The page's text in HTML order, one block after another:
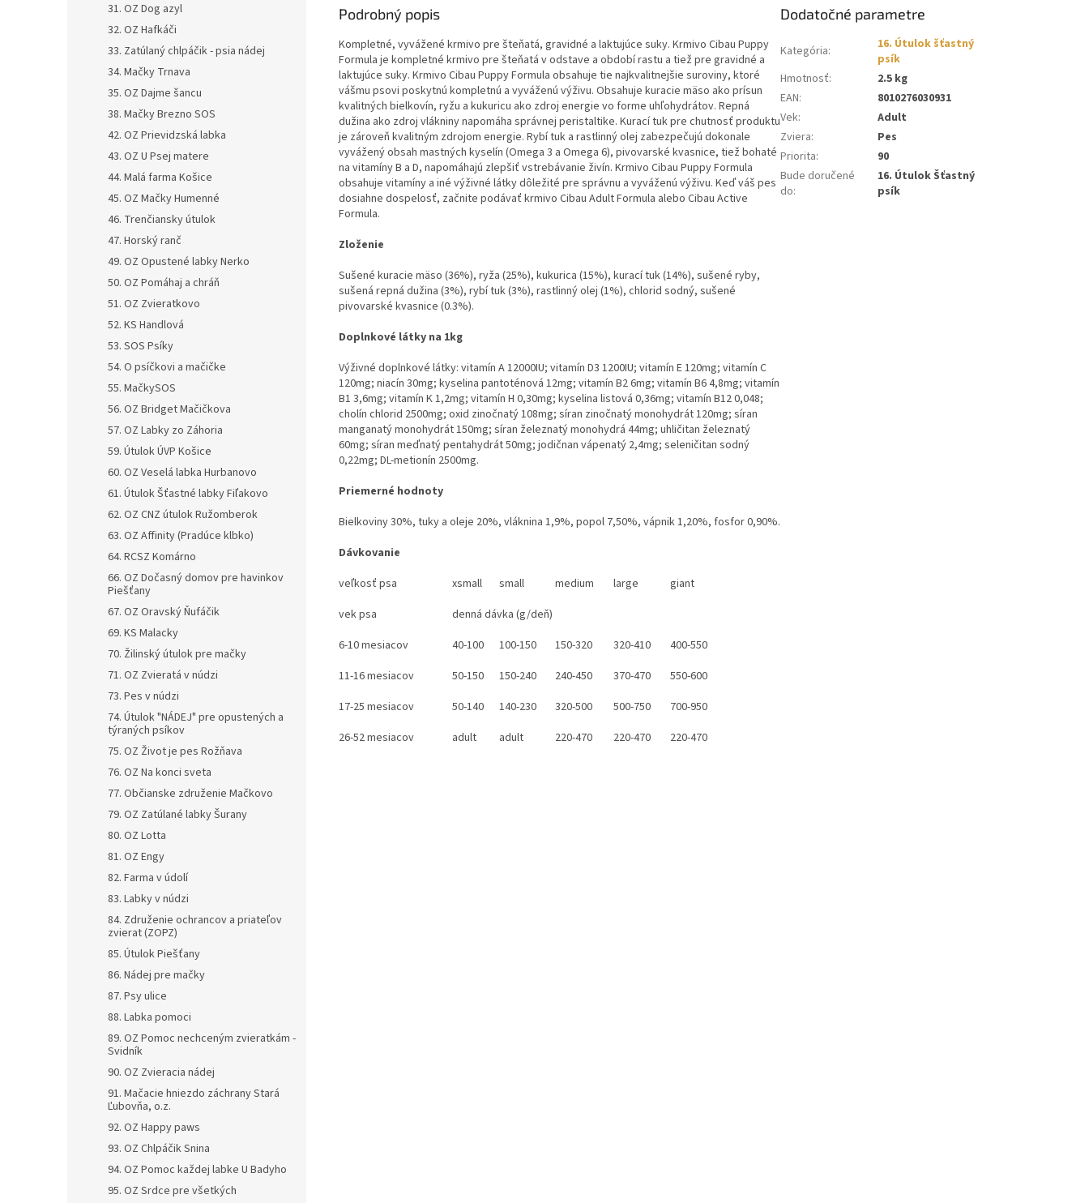
31. OZ Dog azyl
32. OZ Hafkáči
33. Zatúlaný chlpáčik - psia nádej
34. Mačky Trnava
35. OZ Dajme šancu
38. Mačky Brezno SOS
42. OZ Prievidzská labka
43. OZ U Psej matere
44. Malá farma Košice
45. OZ Mačky Humenné
46. Trenčiansky útulok
47. Horský ranč
49. OZ Opustené labky Nerko
50. OZ Pomáhaj a chráň
51. OZ Zvieratkovo
52. KS Handlová
53. SOS Psíky
54. O psíčkovi a mačičke
55. MačkySOS
56. OZ Bridget Mačičkova
57. OZ Labky zo Záhoria
59. Útulok ÚVP Košice
60. OZ Veselá labka Hurbanovo
61. Útulok Šťastné labky Fiľakovo
62. OZ CNZ útulok Ružomberok
63. OZ Affinity (Pradúce klbko)
64. RCSZ Komárno
66. OZ Dočasný domov pre havinkov
Piešťany
67. OZ Oravský Ňufáčik
69. KS Malacky
70. Žilinský útulok pre mačky
71. OZ Zvieratá v núdzi
73. Pes v núdzi
74. Útulok "NÁDEJ" pre opustených a
týraných psíkov
75. OZ Život je pes Rožňava
76. OZ Na konci sveta
77. Občianske združenie Mačkovo
79. OZ Zatúlané labky Šurany
80. OZ Lotta
81. OZ Engy
82. Farma v údolí
83. Labky v núdzi
84. Združenie ochrancov a priateľov
zvierat (ZOPZ)
85. Útulok Piešťany
86. Nádej pre mačky
87. Psy ulice
88. Labka pomoci
89. OZ Pomoc nechceným zvieratkám -
Svidník
90. OZ Zvieracia nádej
91. Mačacie hniezdo záchrany Stará
Ľubovňa, o.z.
92. OZ Happy paws
93. OZ Chlpáčik Snina
94. OZ Pomoc každej labke U Badyho
95. OZ Srdce pre všetkých
Podrobný popis
Kompletné, vyvážené krmivo pre šteňatá, gravidné a laktujúce suky. Krmivo Cibau Puppy
Formula je kompletné krmivo pre šteňatá v odstave a období rastu a tiež pre gravidné a
laktujúce suky. Krmivo Cibau Puppy Formula obsahuje tie najkvalitnejšie suroviny, ktoré
vášmu psovi poskytnú kompletnú a vyváženú výživu. Obsahuje kuracie mäso ako prísun
kvalitných bielkovín, ryžu a kukuricu ako zdroj energie vo forme uhľohydrátov. Repná
dužina ako zdroj vlákniny napomáha správnej peristaltike. Kurací tuk pre chutnosť produktu
je zároveň kvalitným zdrojom energie. Rybí tuk a rastlinný olej zabezpečujú dokonale
vyváženýobsah mastných kyselín (Omega 3 a Omega 6), pivovarské kvasnice, tiež bohaté
na vitamíny B a D, napomáhajú zlepšiť vstrebávanie živín. Krmivo Cibau Puppy Formula
obsahuje vitamíny a iné výživné látky dôležité pre správnu a vyváženú výživu. Keď váš pes
dosiahne dospelosť, začnite podávať krmivo Cibau Adult Formula alebo Cibau Active
Formula.
Zloženie
Sušené kuracie mäso (36%), ryža (25%), kukurica (15%), kurací tuk(14%), sušené ryby,
sušená repná dužina (3%), rybí tuk (3%), rastlinnýolej (1%), chlorid sodný, sušené
pivovarské kvasnice (0.3%).
Doplnkové látky na 1kg
Výživné doplnkové látky: vitamín A 12000IU; vitamín D3 1200IU; vitamín E 120mg; vitamín C
120mg; niacín 30mg; kyselina pantoténová 12mg; vitamín B2 6mg; vitamín B6 4,8mg; vitamín
B1 3,6mg; vitamín K 1,2mg; vitamín H 0,30mg; kyselina listová 0,36mg; vitamín B12 0,048;
cholín chlorid 2500mg; oxid zinočnatý 108mg; síran zinočnatý monohydrát120mg; síran
manganatý monohydrát 150mg; síran železnatý monohydrá 44mg; uhličitan železnatý
60mg; síran meďnatý pentahydrát 50mg; jodičnan vápenatý 2,4mg; seleničitan sodný
0,22mg; DL-metionín 2500mg.
Priemerné hodnoty
Bielkoviny 30%, tuky a oleje 20%, vláknina 1,9%, popol 7,50%, vápnik1,20%, fosfor 0,90%.
Dávkovanie
veľkosť psa
xsmall small medium large
giant
vek psa
denná dávka (g/deň)
6-10 mesiacov
40-100 100-150 150-320 320-410
400-550
11-16 mesiacov
50-150 150-240 240-450 370-470
550-600
17-25 mesiacov
50-140 140-230 320-500 500-750
700-950
26-52 mesiacov
adult adult 220-470 220-470 220-470
Dodatočné parametre
Kategória:
16. Útulok šťastný
psík
Hmotnosť:
2.5 kg
EAN:
8010276030931
Vek:
Adult
Zviera:
Pes
Priorita:
90
Bude doručené
do:
16. Útulok Šťastný
psík